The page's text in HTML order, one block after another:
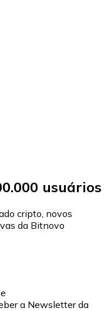
usuários
cripto, novos
da Bitnovo
a Newsletter da